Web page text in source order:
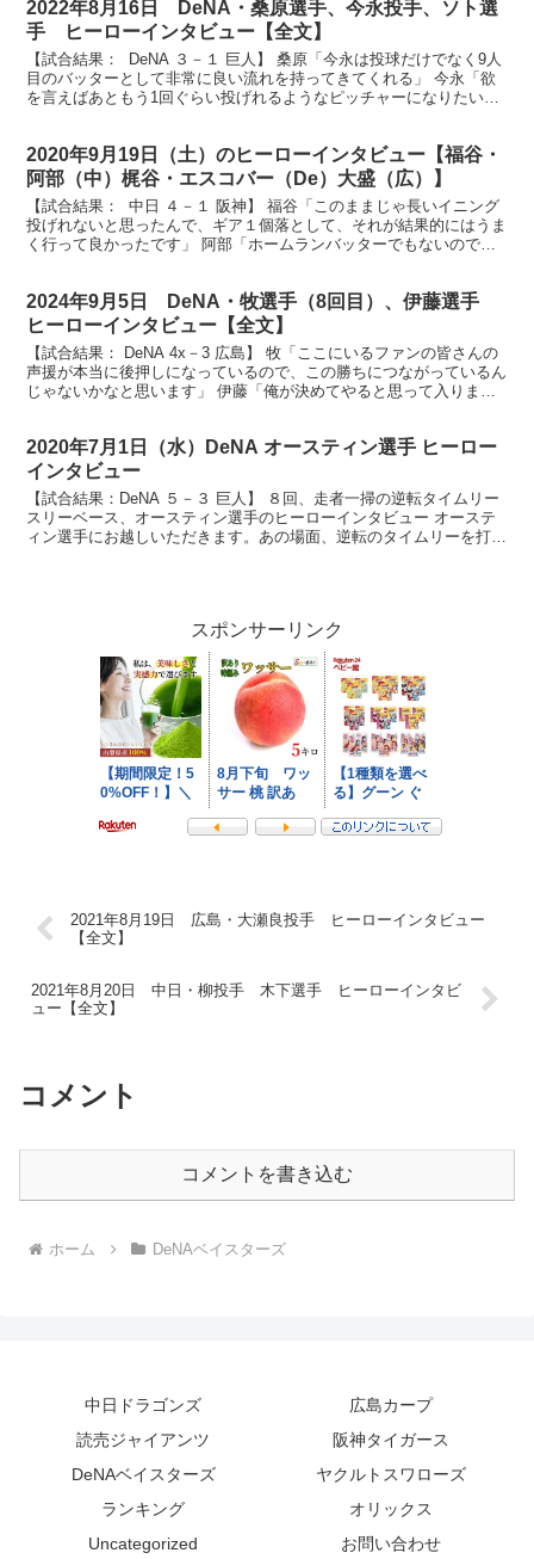
2022年8月16日 DeNA・桑原選手、今永投手、ソト選
手 ヒーローインタビュー【全文】
【試合結果： DeNA ３－１ 巨人】 桑原「今永は投球だけでなく9人
目のバッターとして非常に良い流れを持ってきてくれる」 今永「欲
を言えばあともう1回ぐらい投げれるようなピッチャーになりたい」
2020年9月19日（土）のヒーローインタビュー【福谷・
阿部（中）梶谷・エスコバー（De）大盛（広）】
【試合結果： 中日 ４－１ 阪神】 福谷「このままじゃ長いイニング
投げれないと思ったんで、ギア１個落として、それが結果的にはうま
く行って良かったです」 阿部「ホームランバッターでもないので、
2024年9月5日 DeNA・牧選手（8回目）、伊藤選手
ヒーローインタビュー【全文】
【試合結果： DeNA 4x－3 広島】 牧「ここにいるファンの皆さんの
声援が本当に後押しになっているので、この勝ちにつながっているん
じゃないかなと思います」 伊藤「俺が決めてやると思って入りまし
2020年7月1日（水）DeNA オースティン選手 ヒーロー
インタビュー
【試合結果：DeNA ５－３ 巨人】 ８回、走者一掃の逆転タイムリー
スリーベース、オースティン選手のヒーローインタビュー オーステ
ィン選手にお越しいただきます。あの場面、逆転のタイムリーを打ち
スポンサーリンク
2021年8月19日 広島・大瀬良投手 ヒーローインタビュー
【全文】
2021年8月20日 中日・柳投手 木下選手 ヒーローインタビ
ュー【全文】
コメント
コメントを書き込む
ホーム DeNAベイスターズ
中日ドラゴンズ
広島カープ
読売ジャイアンツ
阪神タイガース
DeNAベイスターズ
ヤクルトスワローズ
ランキング
オリックス
Uncategorized
お問い合わせ